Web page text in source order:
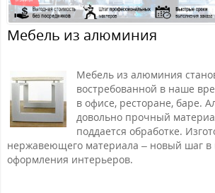
Мебель из алюминия
Мебель из алюминия
востребованной в наше
в офисе, ресторане, баре.
довольно прочный
поддается обработке.
нержавеющего материала – новый шаг в
оформления интерьеров.